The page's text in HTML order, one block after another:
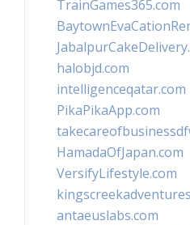
TrainGames365.com
halobjd.com
intelligenceqatar.com
PikaPikaApp.com
HamadaOfJapan.com
VersifyLifestyle.com
antaeuslabs.com